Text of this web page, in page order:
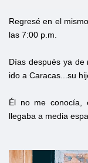
Regresé en el
las 7:00 p.m.
Días después ya
ido a Caracas...su
Él no me conocía,
llegaba a media